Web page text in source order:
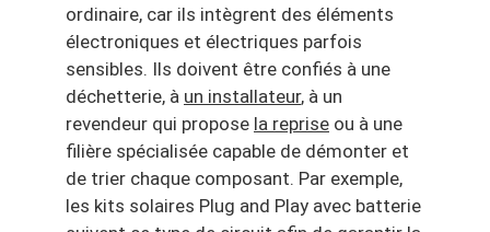
ordinaire, car ils intègrent des éléments
électroniques et électriques parfois
sensibles. Ils doivent être confiés à une
déchetterie, à un installateur, à un
revendeur qui propose la reprise ou à une
filière spécialisée capable de démonter et
de trier chaque composant. Par exemple,
les kits solaires Plug and Play avec batterie